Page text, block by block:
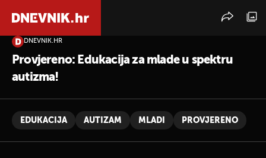
DNEVNIK.HR
Provjereno: Edukacija za mlade u spektru
autizma!
EDUKACIJA AUTIZAM MLADI PROVJERENO
PRETRAŽITE VIJESTI